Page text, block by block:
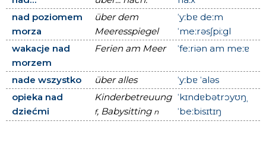
nad poziomem
morza
über dem
Meeresspiegel
ˈyːbɐ deːm
ˈmeːrəsʃpiːgl
wakacje nad
morzem
Ferien am Meer ˈfeːriən am meːɐ
nade wszystko über alles
ˈyːbɐ ˈaləs
opieka nad
dziećmi
Kinderbetreuung
f, Babysitting n
ˈkɪndɐbətrɔyʊŋˌ
ˈbeːbisɪtɪŋ